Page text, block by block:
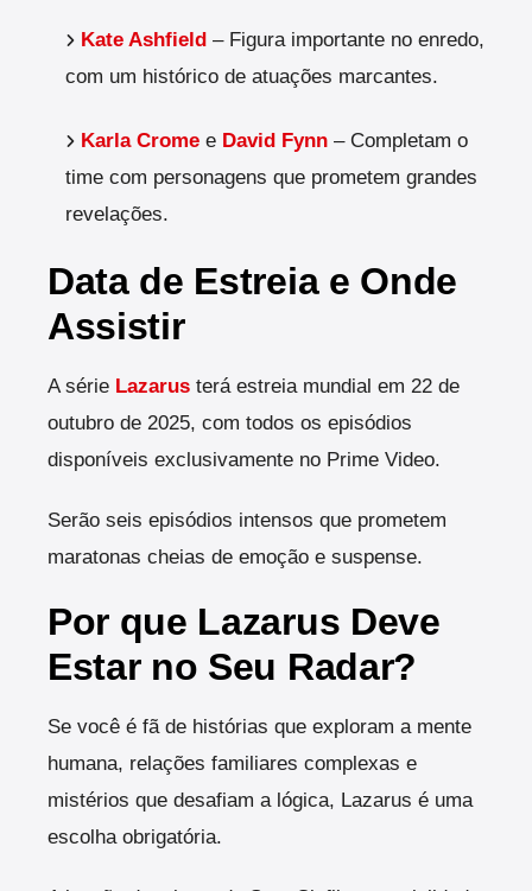
Kate Ashfield – Figura importante no enredo,
com um histórico de atuações marcantes.
Karla Crome e David Fynn – Completam o
time com personagens que prometem grandes
revelações.
Data de Estreia e Onde
Assistir
A série Lazarus terá estreia mundial em 22 de
outubro de 2025, com todos os episódios
disponíveis exclusivamente no Prime Video.
Serão seis episódios intensos que prometem
maratonas cheias de emoção e suspense.
Por que Lazarus Deve
Estar no Seu Radar?
Se você é fã de histórias que exploram a mente
humana, relações familiares complexas e
mistérios que desafiam a lógica, Lazarus é uma
escolha obrigatória.